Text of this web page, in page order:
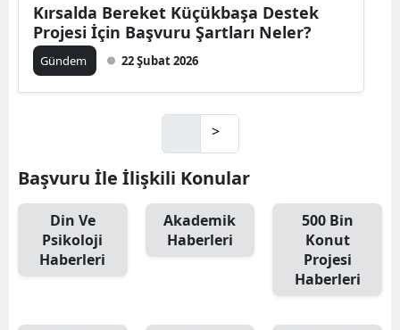
Kırsalda Bereket Küçükbaşa Destek
Projesi İçin Başvuru Şartları Neler?
Gündem 22 Şubat 2026
>
Başvuru İle İlişkili Konular
Din Ve
Psikoloji
Haberleri
Akademik
Haberleri
500 Bin
Konut
Projesi
Haberleri